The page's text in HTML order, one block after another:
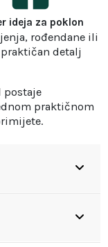
ideja za poklon
rođendane ili
praktičan detalj
postaje
praktičnom